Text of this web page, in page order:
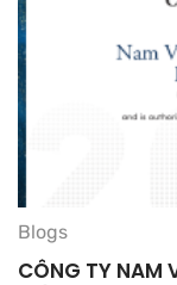
Blogs
CÔNG TY NAM